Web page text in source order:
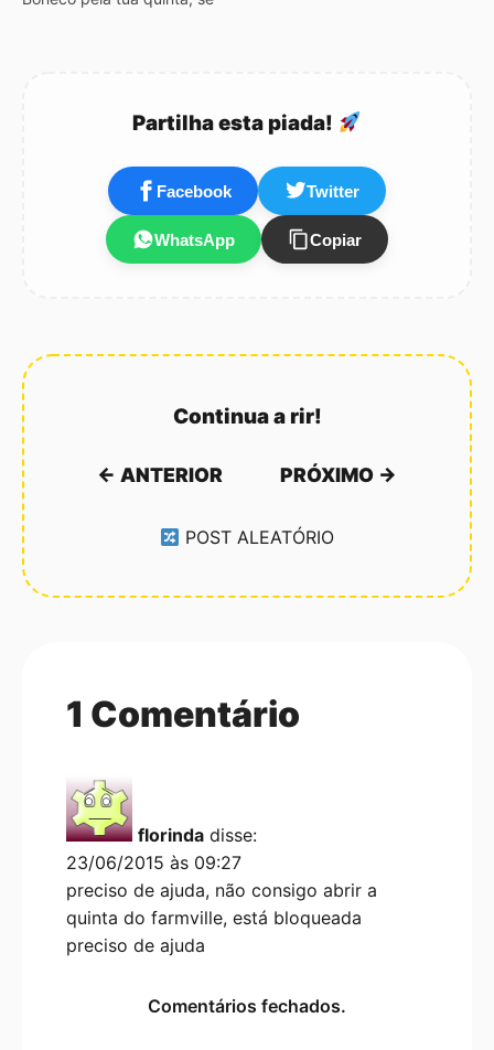
boneco tens que ver oPartilha esta piada!
Facebook Twitter
WhatsApp Copiar
Continua a rir!
← ANTERIOR PRÓXIMO →
POST ALEATÓRIO
1 Comentário
florinda disse:
23/06/2015 às 09:27
preciso de ajuda, não consigo abrir a
quinta do farmville, está bloqueada
preciso de ajuda
Comentários fechados.